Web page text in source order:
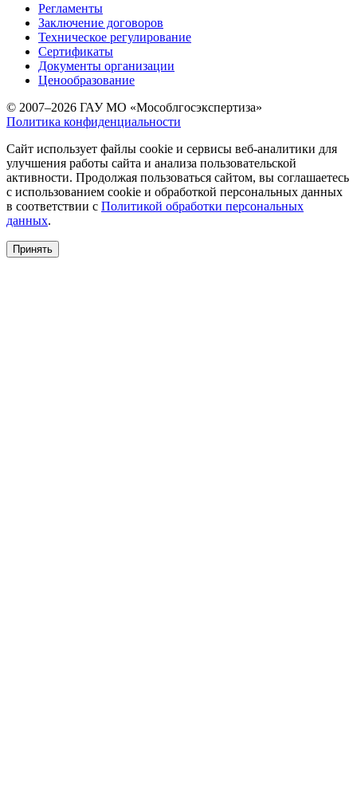
Регламенты
Заключение договоров
Техническое регулирование
Сертификаты
Документы организации
Ценообразование
© 2007–2026 ГАУ МО «Мособлгосэкспертиза»
Политика конфиденциальности
Сайт использует файлы cookie и сервисы веб-аналитики для
улучшения работы сайта и анализа пользовательской
активности. Продолжая пользоваться сайтом, вы соглашаетесь
с использованием cookie и обработкой персональных данных
в соответствии с Политикой обработки персональных
данных.
Принять